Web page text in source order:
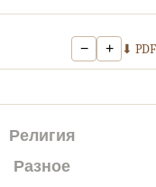
− + ⬇ PDF
Религия
Разное